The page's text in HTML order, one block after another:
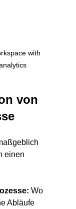
with
von
einen
Wo
Abläufe